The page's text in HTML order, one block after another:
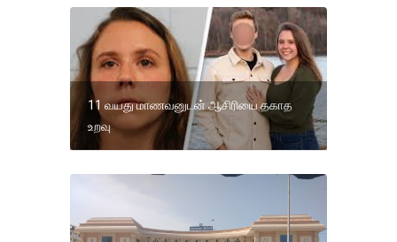
11 வயது மாணவனுடன் ஆசிரியை தகாத
உறவு